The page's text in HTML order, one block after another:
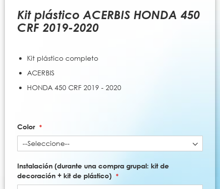
Kit plástico ACERBIS HONDA 450
CRF 2019-2020
Kit plástico completo
ACERBIS
HONDA 450 CRF 2019 - 2020
Color
Instalación (durante una compra grupal: kit de
decoración + kit de plástico)
comienzo
imágenes